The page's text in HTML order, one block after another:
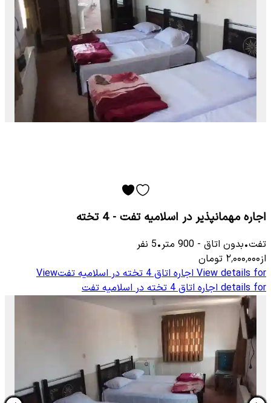
اجاره مهمانپذیر در اسلامیه تفت - 4 تخته
تفت•بدون اتاق -
900 متر•
5 نفر
از۲٬۰۰۰٬۰۰۰ تومان
View details for اجاره اتاق 4 تخته در اسلامیه تفت
View
details for اجاره اتاق 4 تخته در اسلامیه تفت